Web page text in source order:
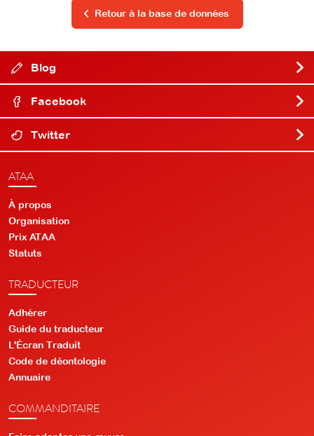
Retour à la base de données
Blog
Facebook
Twitter
ATAA
À propos
Organisation
Prix ATAA
Statuts
TRADUCTEUR
Adhérer
Guide du traducteur
L'Écran Traduit
Code de déontologie
Annuaire
COMMANDITAIRE